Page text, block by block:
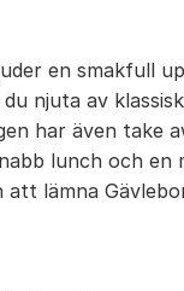
en smakfull
njuta av
har även take
lunch och en
lämna